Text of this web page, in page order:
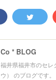
Co * BLOG
福井県福井市のセレ
ウ） のブログです